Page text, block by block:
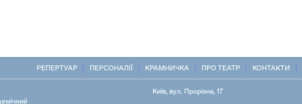
РЕПЕРТУАР ПЕРСОНАЛІЇ КРАМНИЧКА ПРО ТЕАТР КОНТАКТИ
Київ, вул. Прорізна, 17